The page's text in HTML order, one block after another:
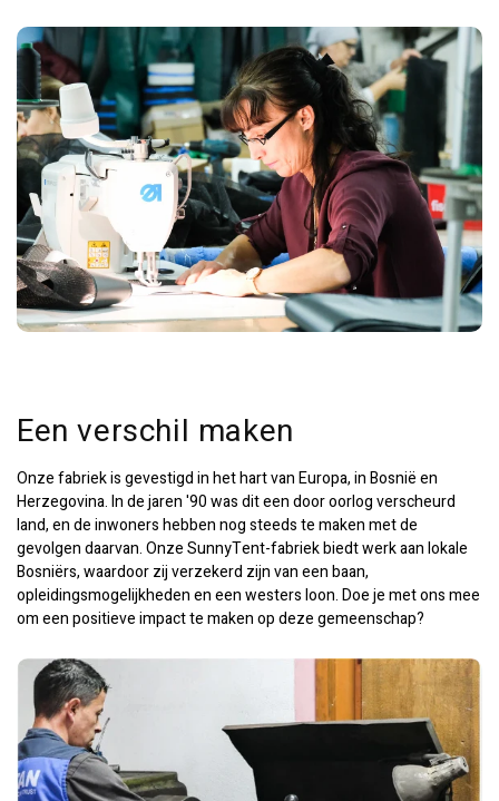
Een verschil maken
Onze fabriek is gevestigd in het hart van Europa, in Bosnië en
Herzegovina. In de jaren '90 was dit een door oorlog verscheurd
land, en de inwoners hebben nog steeds te maken met de
gevolgen daarvan. Onze SunnyTent-fabriek biedt werk aan lokale
Bosniërs, waardoor zij verzekerd zijn van een baan,
opleidingsmogelijkheden en een westers loon. Doe je met ons mee
om een positieve impact te maken op deze gemeenschap?